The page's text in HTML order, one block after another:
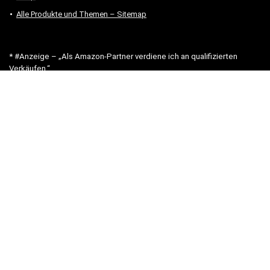
Alle Produkte und Themen – Sitemap
* #Anzeige – „Als Amazon-Partner verdiene ich an qualifizierten
Verkäufen.“